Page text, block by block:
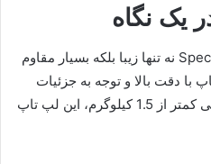
یک نگاه
با بدنه‌ای از آلومینیوم، Spectre x360 نه تنها زیبا بلکه بسیار مقاوم
دقت بالا و توجه به جزئیات
انجام شده است. همچنین، با وزنی کمتر از 1.5 کیلوگرم، این لپ تاپ